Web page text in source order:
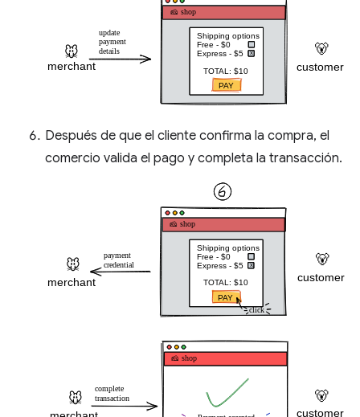
Después de que el cliente confirma la compra, el
comercio valida el pago y completa la transacción.